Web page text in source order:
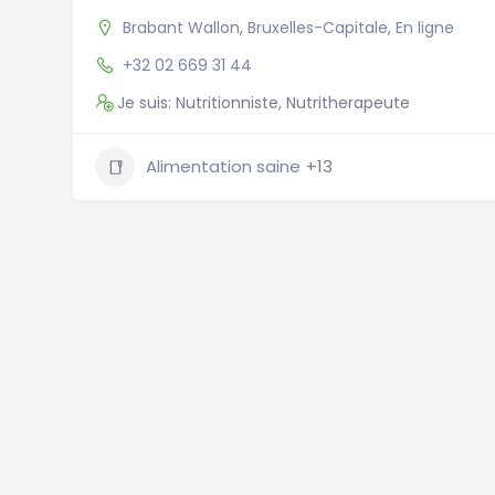
Brabant Wallon, Bruxelles-Capitale, En ligne
+32 02 669 31 44
Je suis: Nutritionniste, Nutritherapeute
Alimentation saine +13